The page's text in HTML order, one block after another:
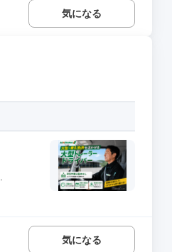
気になる
気になる